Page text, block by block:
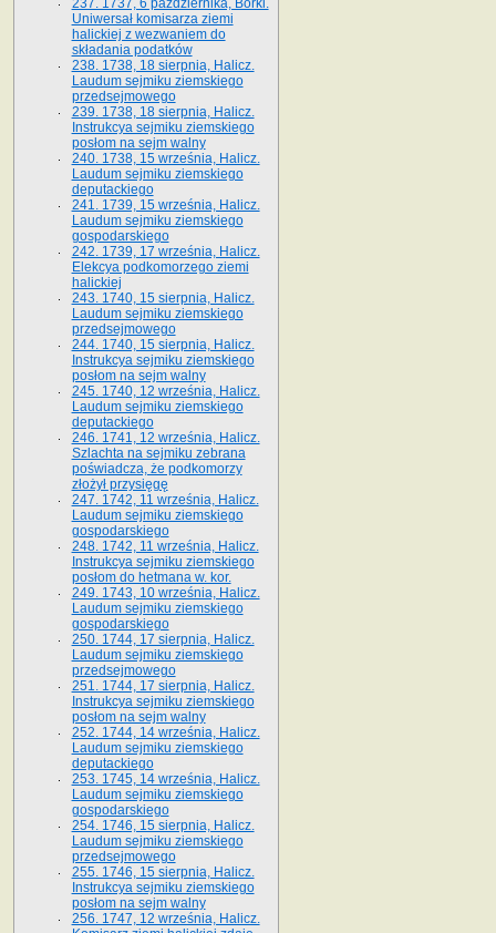
237. 1737, 6 października, Borki.
Uniwersał komisarza ziemi
halickiej z wezwaniem do
składania podatków
238. 1738, 18 sierpnia, Halicz.
Laudum sejmiku ziemskiego
przedsejmowego
239. 1738, 18 sierpnia, Halicz.
Instrukcya sejmiku ziemskiego
posłom na sejm walny
240. 1738, 15 września, Halicz.
Laudum sejmiku ziemskiego
deputackiego
241. 1739, 15 września, Halicz.
Laudum sejmiku ziemskiego
gospodarskiego
242. 1739, 17 września, Halicz.
Elekcya podkomorzego ziemi
halickiej
243. 1740, 15 sierpnia, Halicz.
Laudum sejmiku ziemskiego
przedsejmowego
244. 1740, 15 sierpnia, Halicz.
Instrukcya sejmiku ziemskiego
posłom na sejm walny
245. 1740, 12 września, Halicz.
Laudum sejmiku ziemskiego
deputackiego
246. 1741, 12 września, Halicz.
Szlachta na sejmiku zebrana
poświadcza, że podkomorzy
złożył przysięgę
247. 1742, 11 września, Halicz.
Laudum sejmiku ziemskiego
gospodarskiego
248. 1742, 11 września, Halicz.
Instrukcya sejmiku ziemskiego
posłom do hetmana w. kor.
249. 1743, 10 września, Halicz.
Laudum sejmiku ziemskiego
gospodarskiego
250. 1744, 17 sierpnia, Halicz.
Laudum sejmiku ziemskiego
przedsejmowego
251. 1744, 17 sierpnia, Halicz.
Instrukcya sejmiku ziemskiego
posłom na sejm walny
252. 1744, 14 września, Halicz.
Laudum sejmiku ziemskiego
deputackiego
253. 1745, 14 września, Halicz.
Laudum sejmiku ziemskiego
gospodarskiego
254. 1746, 15 sierpnia, Halicz.
Laudum sejmiku ziemskiego
przedsejmowego
255. 1746, 15 sierpnia, Halicz.
Instrukcya sejmiku ziemskiego
posłom na sejm walny
256. 1747, 12 września, Halicz.